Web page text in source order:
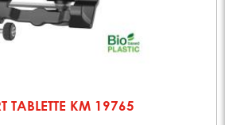
TABLETTE KM 19765